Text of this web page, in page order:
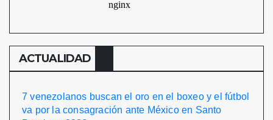
ACTUALIDAD
7 venezolanos buscan el oro en el boxeo y el fútbol
va por la consagración ante México en Santo